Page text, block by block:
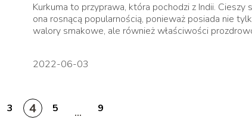
Kurkuma to przyprawa, która pochodzi z Indii. Cieszy
ona rosnącą popularnością, ponieważ posiada nie
walory smakowe, ale również właściwości
2022-06-03
3 4 5 ... 9